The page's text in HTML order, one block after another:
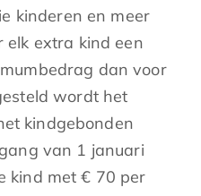
kinderen en meer
elk extra kind een
dan voor
wordt het
kindgebonden
van 1 januari
kind met € 70 per